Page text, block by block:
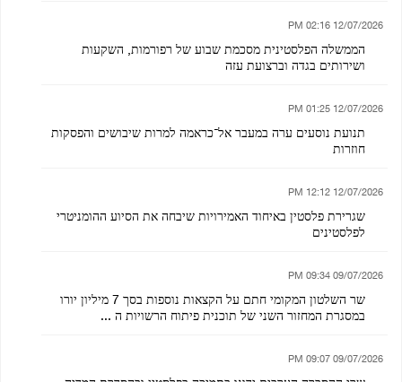
12/07/2026 02:16 PM
הממשלה הפלסטינית מסכמת שבוע של רפורמות, השקעות
ושירותים בגדה וברצועת עזה
12/07/2026 01:25 PM
תנועת נוסעים ערה במעבר אל־כראמה למרות שיבושים והפסקות
חוזרות
12/07/2026 12:12 PM
שגרירת פלסטין באיחוד האמירויות שיבחה את הסיוע ההומניטרי
לפלסטינים
09/07/2026 09:34 PM
שר השלטון המקומי חתם על הקצאות נוספות בסך 7 מיליון יורו
במסגרת המחזור השני של תוכנית פיתוח הרשויות ה ...
09/07/2026 09:07 PM